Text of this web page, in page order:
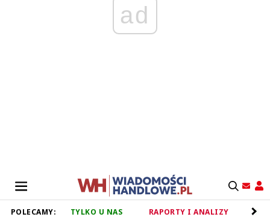
ad
POLECAMY: TYLKO U NAS RAPORTY I ANALIZY